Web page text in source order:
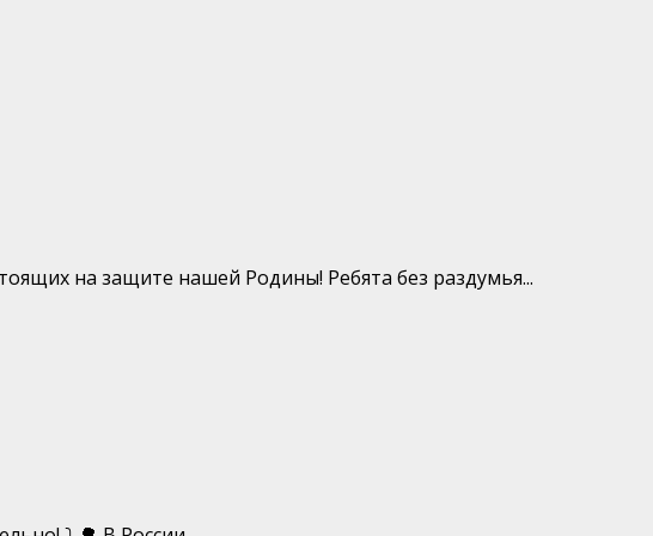
на защите нашей Родины! Ребята без раздумья...